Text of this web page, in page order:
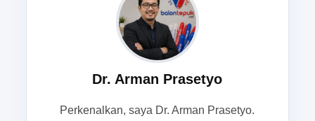
Situasi paling sering terjadi saat
menjelang acara dan kenapa
persiapan jadi terasa mepet
Dr. Arman Prasetyo
Perkenalkan, saya Dr. Arman Prasetyo.